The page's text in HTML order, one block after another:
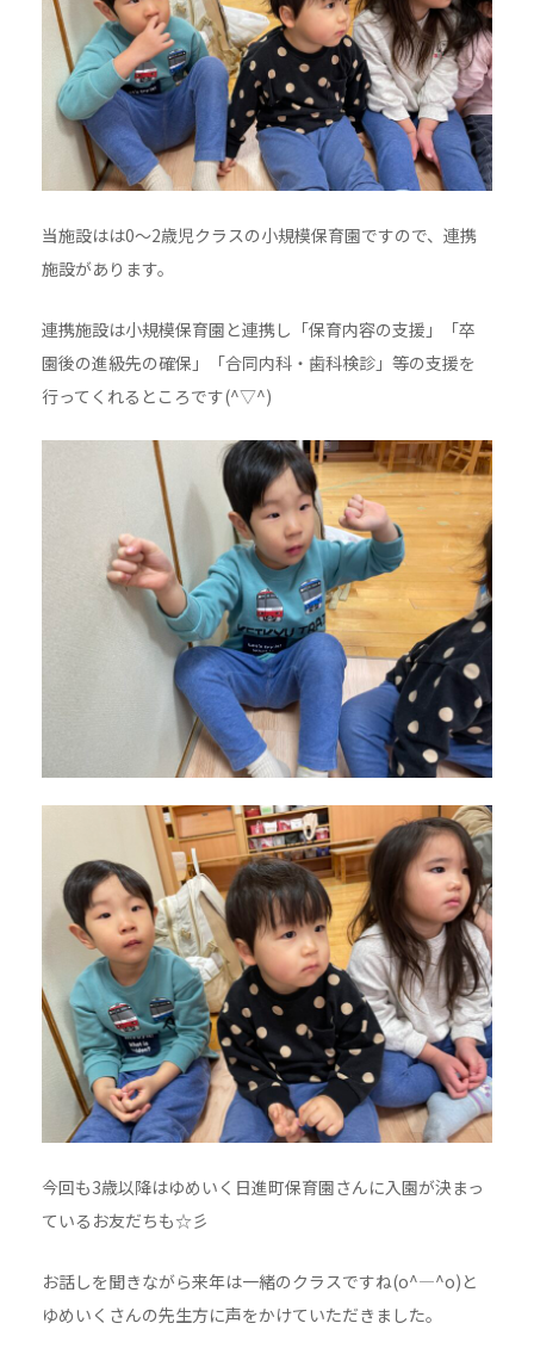
当施設はは0～2歳児クラスの小規模保育園ですので、連携
施設があります。
連携施設は小規模保育園と連携し「保育内容の支援」「卒
園後の進級先の確保」「合同内科・歯科検診」等の支援を
行ってくれるところです(^▽^)
今回も3歳以降はゆめいく日進町保育園さんに入園が決まっ
ているお友だちも☆彡
お話しを聞きながら来年は一緒のクラスですね(o^―^o)と
ゆめいくさんの先生方に声をかけていただきました。